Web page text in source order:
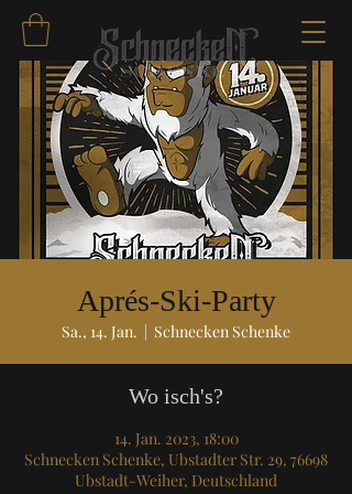
Aprés-Ski-Party
Sa., 14. Jan.
  |
Schnecken Schenke
Wo isch's?
14. Jan. 2023, 18:00
Schnecken Schenke, Ubstadter Str. 29, 76698
Ubstadt-Weiher, Deutschland